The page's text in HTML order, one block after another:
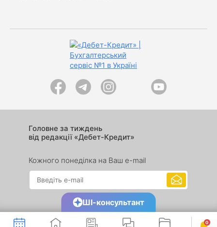
Головне за тиждень
від редакції «Дебет-Кредит»
Кожного понеділка на Ваш e-mail
0
ШІ-консультант